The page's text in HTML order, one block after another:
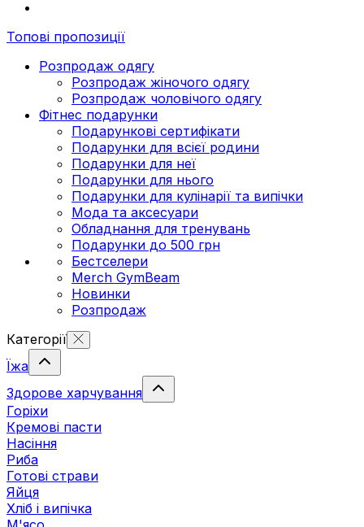
Топові пропозиції
Розпродаж одягу
Розпродаж жіночого одягу
Розпродаж чоловічого одягу
Фітнес подарунки
Подарункові сертифікати
Подарунки для всієї родини
Подарунки для неї
Подарунки для нього
Подарунки для кулінарії та випічки
Мода та аксесуари
Обладнання для тренувань
Подарунки до 500 грн
Бестселери
Merch GymBeam
Новинки
Розпродаж
Категорії
Їжа
Здорове харчування
Горіхи
Кремові пасти
Насіння
Риба
Готові страви
Яйця
Хліб і випічка